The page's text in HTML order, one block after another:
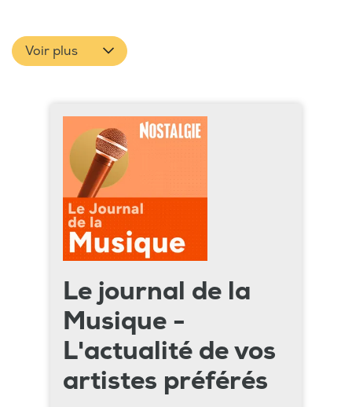
Voir plus
Le journal de la
Musique -
L'actualité de vos
artistes préférés